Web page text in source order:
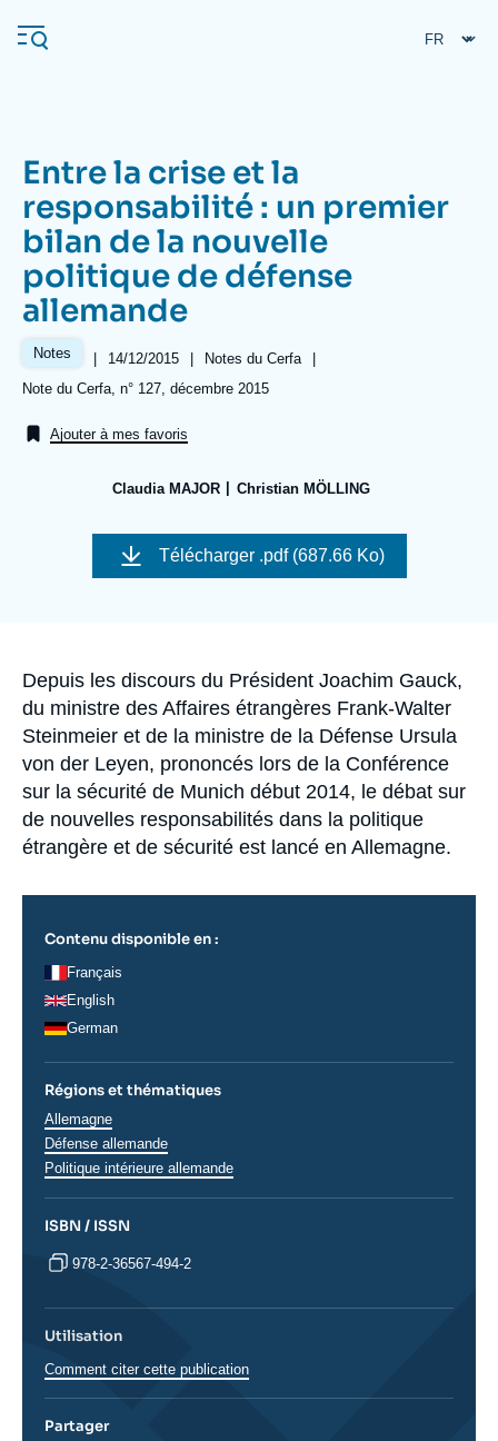
au
contenu
Navigation
principale
L'Ifri
Analyses
Événements
Se connecter
Nous soutenir
À propos de l'Ifri
L'Ifri en bref
Recherches fréquentes
Proche-Orient
Entre la crise et la
responsabilité : un premier
bilan de la nouvelle
politique de défense
allemande
Notes |
Date
14/12/2015 |
Référence
taxonomie
Notes du Cerfa
|
Références
Note du Cerfa, n° 127, décembre 2015
Ajouter à mes favoris
Claudia MAJOR Christian MÖLLING
Image
couverture
Télécharger .pdf (687.66 Ko)
Accroche
Depuis les discours du Président Joachim Gauck,
du ministre des Affaires étrangères Frank-Walter
Steinmeier et de la ministre de la Défense Ursula
von der Leyen, prononcés lors de la Conférence
sur la sécurité de Munich début 2014, le débat sur
de nouvelles responsabilités dans la politique
étrangère et de sécurité est lancé en Allemagne.
Contenu disponible en :
Français
English
German
Régions et thématiques
Régions
Allemagne
Défense allemande
Politique intérieure allemande
ISBN / ISSN
978-2-36567-494-2
Utilisation
Comment citer cette publication
Partager